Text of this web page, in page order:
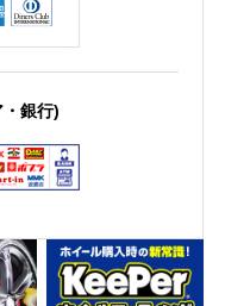
銀行)